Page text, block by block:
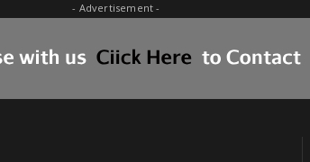
- Advertisement -